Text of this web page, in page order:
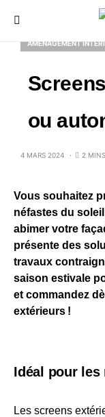
AMÉNAGEMENT
ou
4 MARS 2024 2
Vous souhaitez
néfastes du
abimer votre
présente des
travaux
saison estivale
et commandez
extérieurs !
Idéal pour les
Les screens